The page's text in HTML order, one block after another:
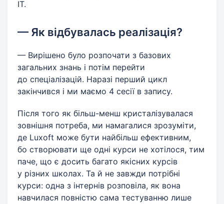
ІТ.
— Як відбувалась реалізація?
— Вирішено було розпочати з базових
загальних знань і потім перейти
до спеціалізацій. Наразі перший цикл
закінчився і ми маємо 4 сесії в запису.
Після того як більш-менш кристалізувалася
зовнішня потреба, ми намагалися зрозуміти,
де Luxoft може бути найбільш ефективним,
бо створювати ще одні курси не хотілося, тим
паче, що є досить багато якісних курсів
у різних школах. Та й не завжди потрібні
курси: одна з інтернів розповіла, як вона
навчилася повністю сама тестуванню лише